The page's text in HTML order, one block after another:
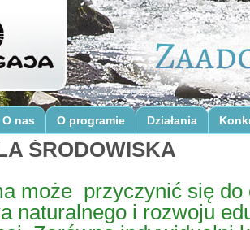
O nas O programie Działania
ŚRODOWISKA
może przyczynić się do
naturalnego i rozwoju